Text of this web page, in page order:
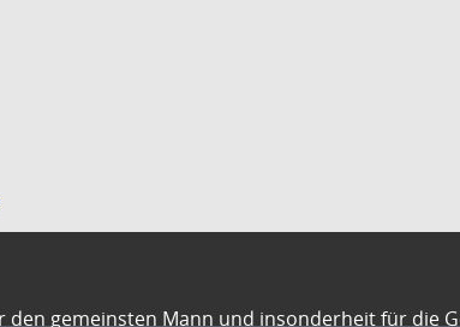
den gemeinsten Mann und insonderheit für die